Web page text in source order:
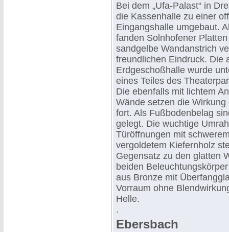
Bei dem „Ufa-Palast“ in
die Kassenhalle zu einer
Eingangshalle umgebaut.
fanden Solnhofener
sandgelbe Wandanstrich
freundlichen Eindruck. Die
Erdgeschoßhalle wurde
eines Teiles des
Die ebenfalls mit lichtem
Wände setzen die
fort. Als Fußbodenbelag
gelegt. Die wuchtige
Türöffnungen mit
vergoldetem Kiefernholz
Gegensatz zu den glatten
beiden
aus Bronze mit
Vorraum ohne
Helle.
.
Ebersbach